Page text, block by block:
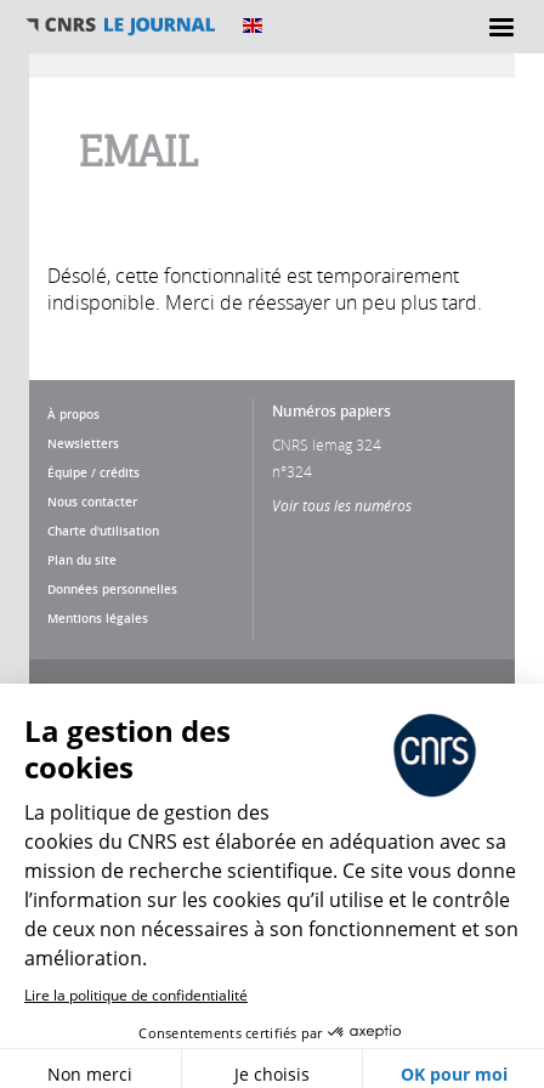
EMAIL
Désolé, cette fonctionnalité est temporairement
indisponible. Merci de réessayer un peu plus tard.
À propos
Newsletters
Équipe / crédits
Nous contacter
Charte d'utilisation
Plan du site
Données personnelles
Mentions légales
Numéros papiers
CNRS lemag 324
n°324
Voir tous les numéros
CNRS Le Mag
© 2026, CNRS
Créer un compte Se connecter
Gestion des cookies
La gestion des
cookies
La politique de gestion des
cookies du CNRS est élaborée en adéquation avec sa
mission de recherche scientifique. Ce site vous donne
l’information sur les cookies qu’il utilise et le contrôle
de ceux non nécessaires à son fonctionnement et son
amélioration.
Lire la politique de confidentialité
Consentements certifiés par
Non merci Je choisis OK pour moi